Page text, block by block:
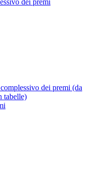
dei premi
dei premi (da
tabelle)